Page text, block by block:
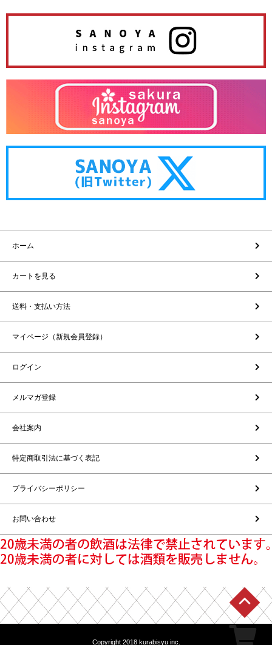
ホーム
カートを見る
送料・支払い方法
マイページ（新規会員登録）
ログイン
メルマガ登録
会社案内
特定商取引法に基づく表記
プライバシーポリシー
お問い合わせ
Copyright 2018 kurabisyu inc.